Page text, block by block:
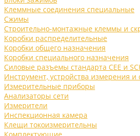
Клеммные соединения специальные
Сжимы
Строительно-монтажные клеммы и
Коробки распределительные
Коробки общего назначения
Коробки специального назначения
Силовые разъемы стандарта CEE и
Инструмент, устройства измерения и
Измерительные приборы
Анализаторы сети
Измерители
Инспекционная камера
Клещи токоизмерительны